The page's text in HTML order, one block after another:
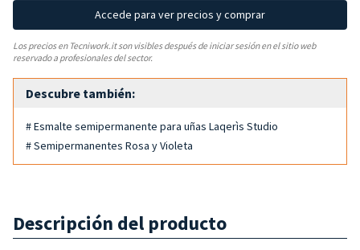
Accede para ver precios y comprar
Los precios en Tecniwork.it son visibles después de iniciar sesión en el sitio web
reservado a profesionales del sector.
Descubre también:
# Esmalte semipermanente para uñas Laqerìs Studio
# Semipermanentes Rosa y Violeta
Descripción del producto